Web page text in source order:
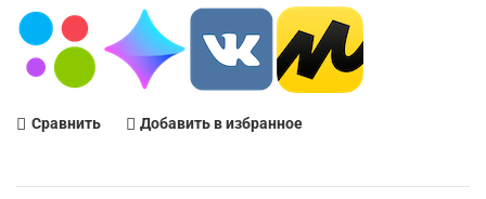
Сравнить Добавить в избранное